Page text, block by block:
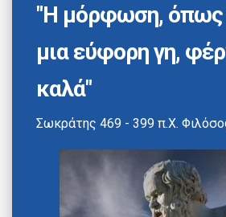
"Η μόρφωση, όπως
μια εύφορη γη,
καλά"
Σωκράτης 469 - 399 π.Χ.